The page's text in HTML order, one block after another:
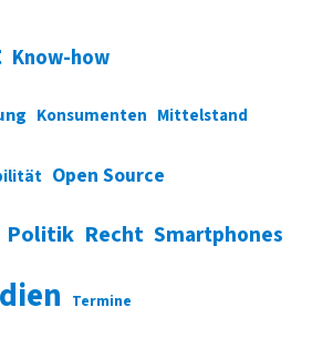
Know-how
Konsumenten Mittelstand
Open Source
Politik Recht Smartphones
Termine